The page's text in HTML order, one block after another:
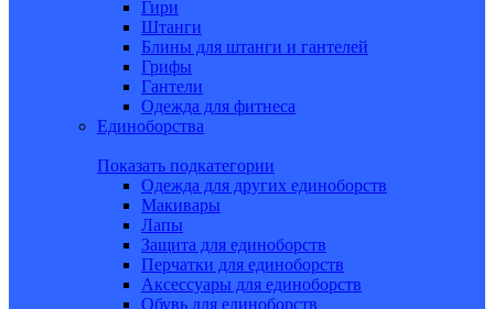
Гири
Штанги
Блины для штанги и гантелей
Грифы
Гантели
Одежда для фитнеса
Единоборства
Показать подкатегории
Одежда для других единоборств
Макивары
Лапы
Защита для единоборств
Перчатки для единоборств
Аксессуары для единоборств
Обувь для единоборств